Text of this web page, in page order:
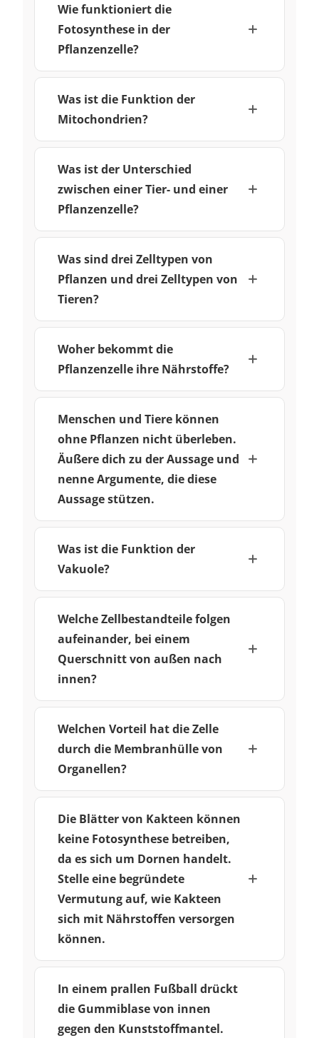
Wie funktioniert die
Fotosynthese in der
Pflanzenzelle?
Was ist die Funktion der
Mitochondrien?
Was ist der Unterschied
zwischen einer Tier- und einer
Pflanzenzelle?
Was sind drei Zelltypen von
Pflanzen und drei Zelltypen von
Tieren?
Woher bekommt die
Pflanzenzelle ihre Nährstoffe?
Menschen und Tiere können
ohne Pflanzen nicht überleben.
Äußere dich zu der Aussage und
nenne Argumente, die diese
Aussage stützen.
Was ist die Funktion der
Vakuole?
Welche Zellbestandteile folgen
aufeinander, bei einem
Querschnitt von außen nach
innen?
Welchen Vorteil hat die Zelle
durch die Membranhülle von
Organellen?
Die Blätter von Kakteen können
keine Fotosynthese betreiben,
da es sich um Dornen handelt.
Stelle eine begründete
Vermutung auf, wie Kakteen
sich mit Nährstoffen versorgen
können.
In einem prallen Fußball drückt
die Gummiblase von innen
gegen den Kunststoffmantel.